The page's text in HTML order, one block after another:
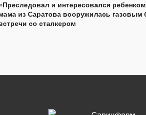
и интересовался
из Саратова вооружилась газовым
со сталкером